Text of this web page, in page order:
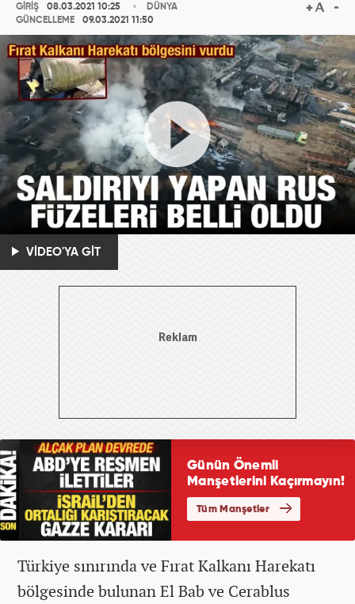
GİRİŞ
08.03.2021 10:25
GÜNCELLEME
09.03.2021 11:50
DÜNYA
VİDEO'YA GİT
Türkiye sınırında ve Fırat Kalkanı Harekatı
bölgesinde bulunan El Bab ve Cerablus